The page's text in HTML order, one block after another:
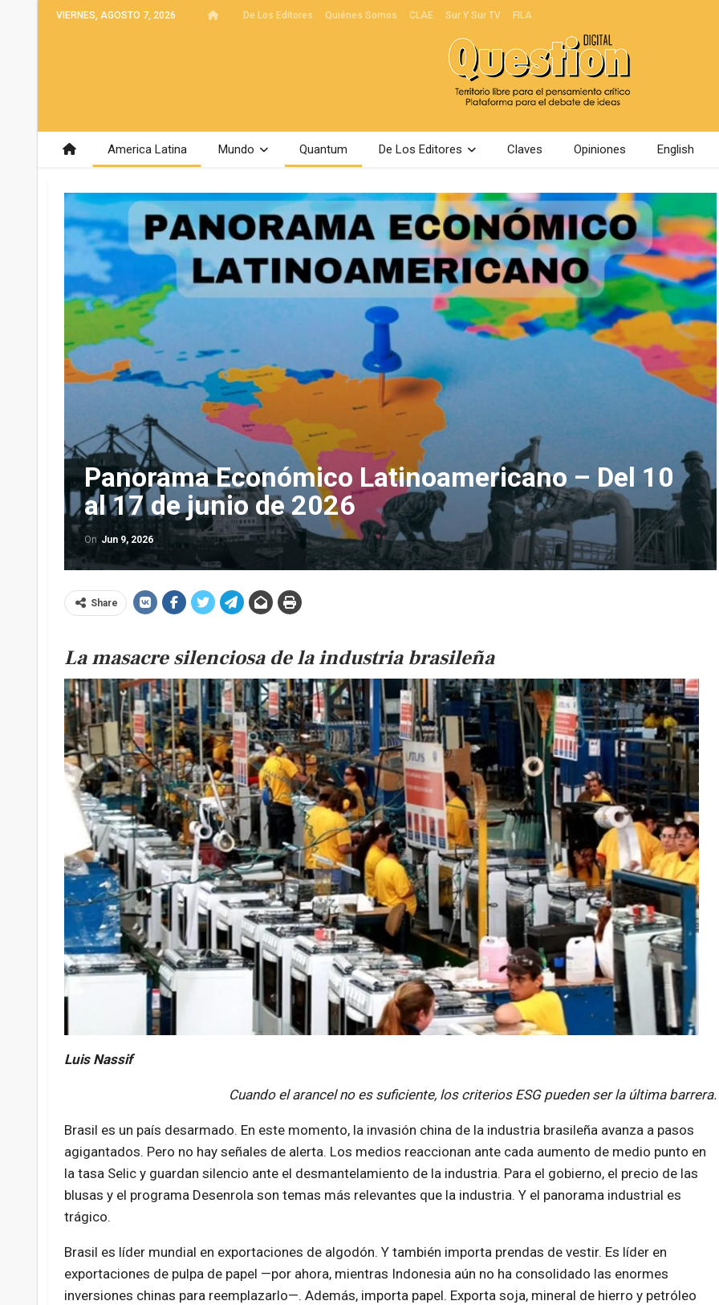
VIERNES, AGOSTO 7, 2026 De Los Editores Quiénes Somos CLAE Sur Y Sur TV FILA
America Latina Mundo Quantum De Los Editores Claves Opiniones English
Panorama Económico Latinoamericano – Del 10
al 17 de junio de 2026
On Jun 9, 2026
Share
La masacre silenciosa de la industria brasileña
Luis Nassif
Cuando el arancel no es suficiente, los criterios ESG pueden ser la última barrera.
Brasil es un país desarmado. En este momento, la invasión china de la industria brasileña avanza a pasos
agigantados. Pero no hay señales de alerta. Los medios reaccionan ante cada aumento de medio punto en
la tasa Selic y guardan silencio ante el desmantelamiento de la industria. Para el gobierno, el precio de las
blusas y el programa Desenrola son temas más relevantes que la industria. Y el panorama industrial es
trágico.
Brasil es líder mundial en exportaciones de algodón. Y también importa prendas de vestir. Es líder en
exportaciones de pulpa de papel —por ahora, mientras Indonesia aún no ha consolidado las enormes
inversiones chinas para reemplazarlo—. Además, importa papel. Exporta soja, mineral de hierro y petróleo